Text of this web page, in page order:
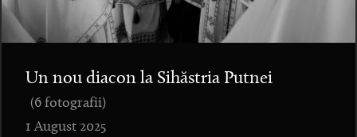
Un nou diacon la Sihăstria Putnei
(6 fotografii)
1 August 2025